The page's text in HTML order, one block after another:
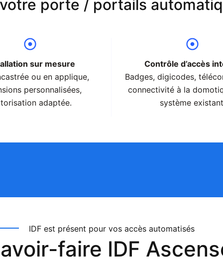
porte / portails
sur mesure
ou en applique,
personnalisées,
adaptée.
Contrôle d’accès
Badges, digicodes,
connectivité à la
système
IDF est présent pour vos accès automatisés
faire IDF